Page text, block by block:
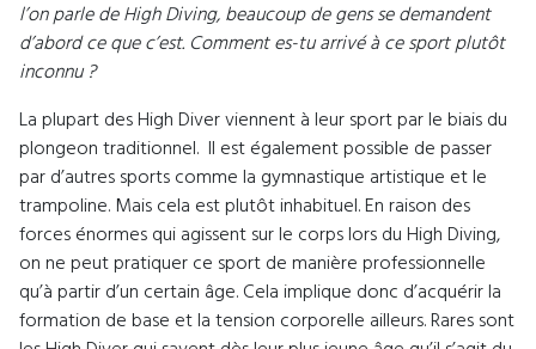
l’on parle de High Diving, beaucoup de gens se demandent
d’abord ce que c’est. Comment es-tu arrivé à ce sport plutôt
inconnu ?
La plupart des High Diver viennent à leur sport par le biais du
plongeon traditionnel. Il est également possible de passer
par d’autres sports comme la gymnastique artistique et le
trampoline. Mais cela est plutôt inhabituel. En raison des
forces énormes qui agissent sur le corps lors du High Diving,
on ne peut pratiquer ce sport de manière professionnelle
qu’à partir d’un certain âge. Cela implique donc d’acquérir la
formation de base et la tension corporelle ailleurs. Rares sont